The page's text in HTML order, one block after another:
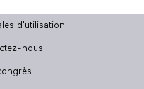
d'utilisation
nous